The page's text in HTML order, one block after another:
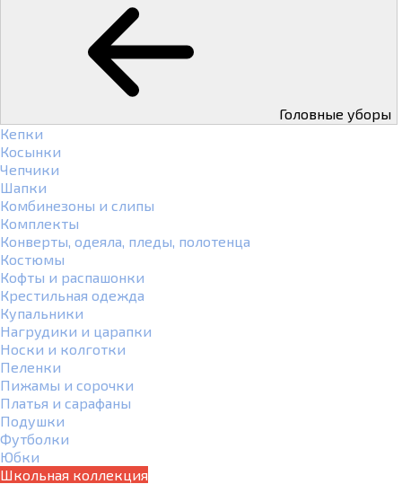
Головные уборы
Кепки
Косынки
Чепчики
Шапки
Комбинезоны и слипы
Комплекты
Конверты, одеяла, пледы, полотенца
Костюмы
Кофты и распашонки
Крестильная одежда
Купальники
Нагрудики и царапки
Носки и колготки
Пеленки
Пижамы и сорочки
Платья и сарафаны
Подушки
Футболки
Юбки
Школьная коллекция